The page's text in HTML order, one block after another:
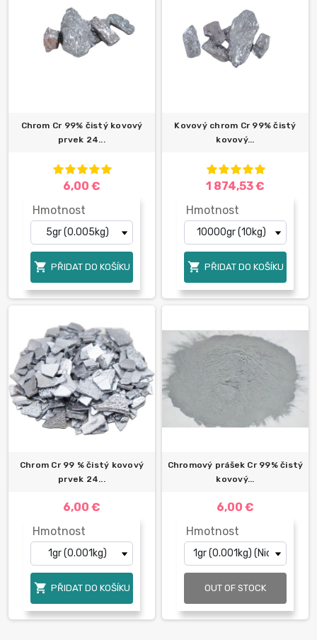
Chrom Cr 99% čistý kovový
prvek 24...
6,00 €
Hmotnost
 PŘIDAT DO KOŠÍKU
Kovový chrom Cr 99% čistý
kovový...
1 874,53 €
Hmotnost
 PŘIDAT DO KOŠÍKU
Chrom Cr 99 % čistý kovový
prvek 24...
6,00 €
Hmotnost
 PŘIDAT DO KOŠÍKU
Chromový prášek Cr 99% čistý
kovový...
6,00 €
Hmotnost
OUT OF STOCK